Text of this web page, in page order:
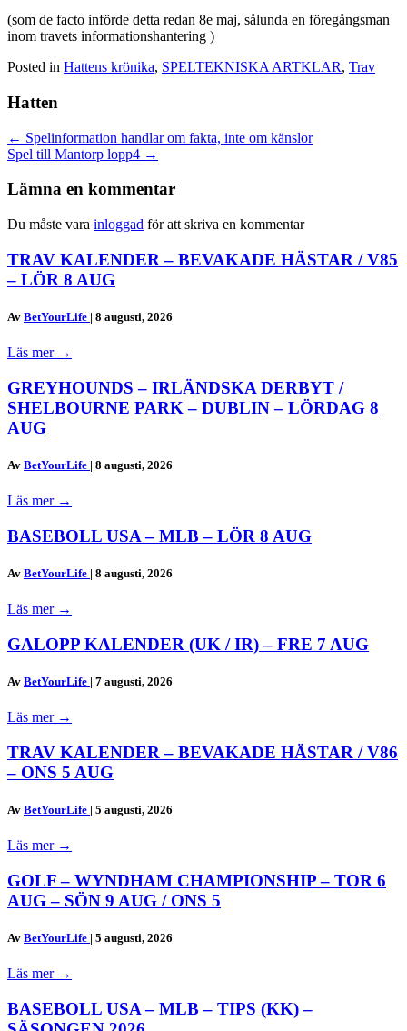
(som de facto införde detta redan 8e maj, sålunda en föregångsman
inom travets informationshantering )
Posted in Hattens krönika, SPELTEKNISKA ARTKLAR, Trav
Hatten
Posts
navigation
← Spelinformation handlar om fakta, inte om känslor
Spel till Mantorp lopp4 →
Lämna en kommentar
Du måste vara inloggad för att skriva en kommentar
TRAV KALENDER – BEVAKADE HÄSTAR / V85
– LÖR 8 AUG
Av BetYourLife | 8 augusti, 2026
Läs mer →
GREYHOUNDS – IRLÄNDSKA DERBYT /
SHELBOURNE PARK – DUBLIN – LÖRDAG 8
AUG
Av BetYourLife | 8 augusti, 2026
Läs mer →
BASEBOLL USA – MLB – LÖR 8 AUG
Av BetYourLife | 8 augusti, 2026
Läs mer →
GALOPP KALENDER (UK / IR) – FRE 7 AUG
Av BetYourLife | 7 augusti, 2026
Läs mer →
TRAV KALENDER – BEVAKADE HÄSTAR / V86
– ONS 5 AUG
Av BetYourLife | 5 augusti, 2026
Läs mer →
GOLF – WYNDHAM CHAMPIONSHIP – TOR 6
AUG – SÖN 9 AUG / ONS 5
Av BetYourLife | 5 augusti, 2026
Läs mer →
BASEBOLL USA – MLB – TIPS (KK) –